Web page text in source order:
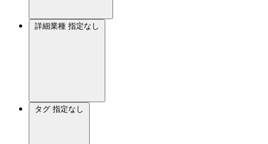
詳細業種 指定なし
タグ 指定なし